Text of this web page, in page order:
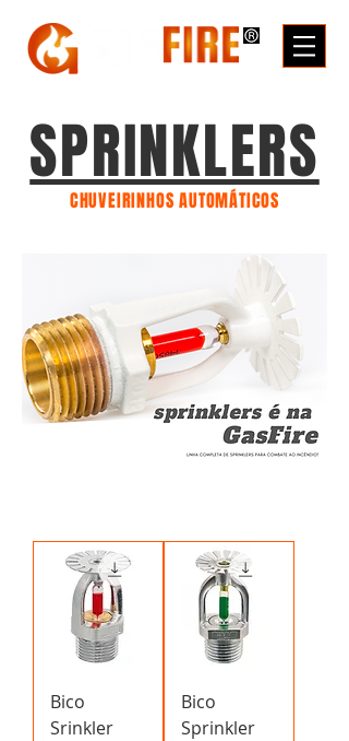
SPRINKLERS
CHUVEIRINHOS AUTOMÁTICOS
Bico
Srinkler
Bico
Sprinkler